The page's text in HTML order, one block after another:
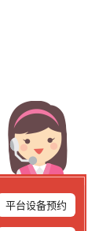
平台设备预约